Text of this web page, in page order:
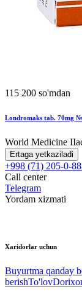
115 200 so'mdan
Londromaks tab. 70mg
World Мedicine
Ertaga yetkaziladi
+998 (71) 205-0-
Call center
Telegram
Yordam xizmati
Xaridorlar uchun
Buyurtma qanday
berishTo'lov